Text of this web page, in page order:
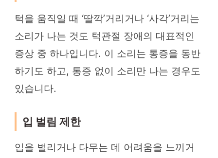
턱을 움직일 때 ‘딸깍’거리거나 ‘사각’거리는
소리가 나는 것도 턱관절 장애의 대표적인
증상 중 하나입니다. 이 소리는 통증을 동반
하기도 하고, 통증 없이 소리만 나는 경우도
있습니다.
입 벌림 제한
입을 벌리거나 다무는 데 어려움을 느끼거